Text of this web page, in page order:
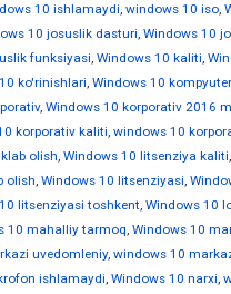
10 ishlamaydi, windows 10 iso,
10 josuslik dasturi, Windows 10
funksiyasi, Windows 10 kaliti,
ko'rinishlari, Windows 10
, Windows 10 korporativ 2016
korporativ kaliti, windows 10
olish, Windows 10 litsenziya kaliti,
olish, Windows 10 litsenziyasi,
litsenziyasi toshkent, Windows 10
10 mahalliy tarmoq, Windows 10
uvedomleniy, windows 10
ishlamaydi, Windows 10 narxi,